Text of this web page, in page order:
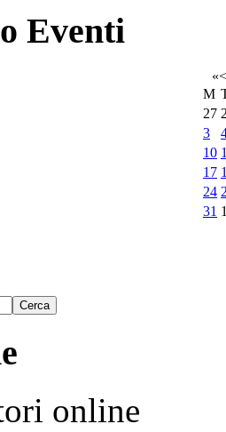
Eventi
«<
M
27
3
10
17
24
31
online